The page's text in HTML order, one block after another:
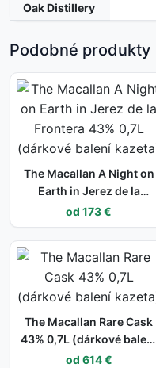
Oak Distillery
Podobné produkty
The Macallan A Night on
Earth in Jerez de la
Frontera 43% 0,7L
(dárkové balení kazeta)
od 173 €
The Macallan Rare Cask
43% 0,7L (dárkové balení
kazeta)
od 614 €